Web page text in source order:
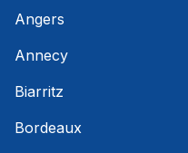
Angers
Annecy
Biarritz
Bordeaux